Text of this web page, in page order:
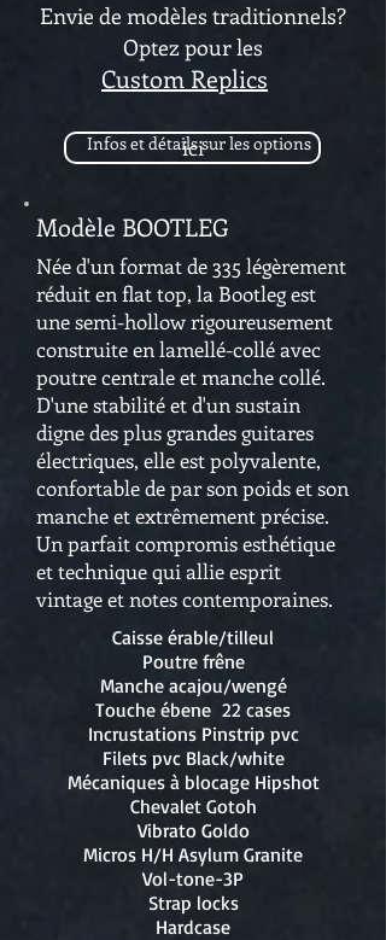
Envie de modèles traditionnels?
Optez pour les
Custom Replics
Infos et détails sur les options
ici
Modèle BOOTLEG
Née d'un format de 335 légèrement
réduit en flat top, la Bootleg est
une semi-hollow rigoureusement
construite en lamellé-collé avec
poutre centrale et manche collé.
D'une stabilité et d'un sustain
digne des plus grandes guitares
électriques, elle est polyvalente,
confortable de par son poids et son
manche et extrêmement précise.
Un parfait compromis esthétique
et technique qui allie esprit
vintage et notes contemporaines.
Caisse érable/tilleul
Poutre frêne
Manche acajou/wengé
Touche ébene 22 cases
Incrustations Pinstrip pvc
Filets pvc Black/white
Mécaniques à blocage Hipshot
Chevalet Gotoh
Vibrato Goldo
Micros H/H Asylum Granite
Vol-tone-3P
Strap locks
Hardcase